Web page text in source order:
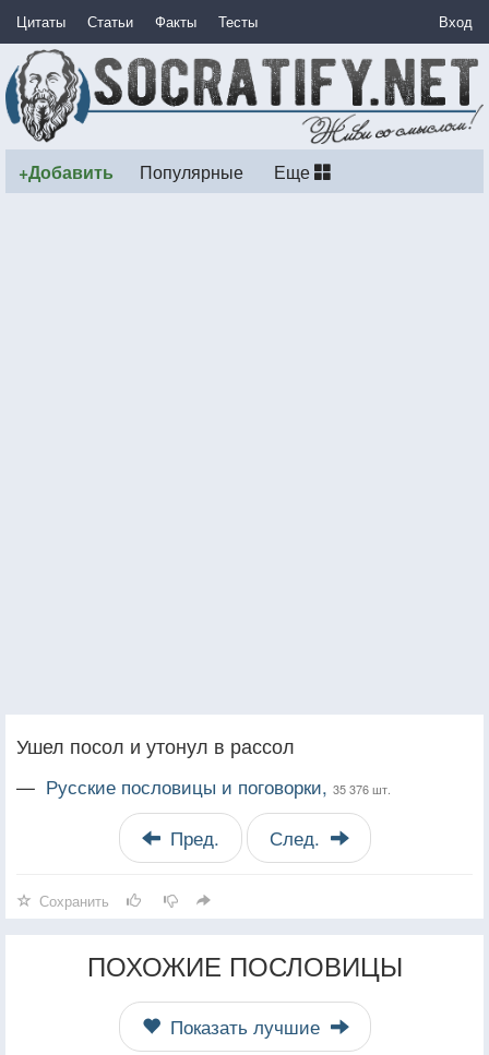
Цитаты Статьи Факты Тесты Вход
+Добавить Популярные Еще
Ушел посол и утонул в рассол
— Русские пословицы и поговорки, 35 376 шт.
Пред. След.
Сохранить
ПОХОЖИЕ ПОСЛОВИЦЫ
Показать лучшие